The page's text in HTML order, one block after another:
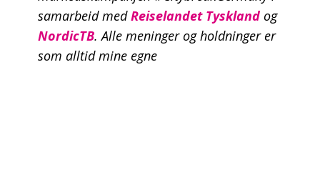
samarbeid medReiselandet Tysklandog
NordicTB. Alle meninger og holdninger er
som alltid mine egne